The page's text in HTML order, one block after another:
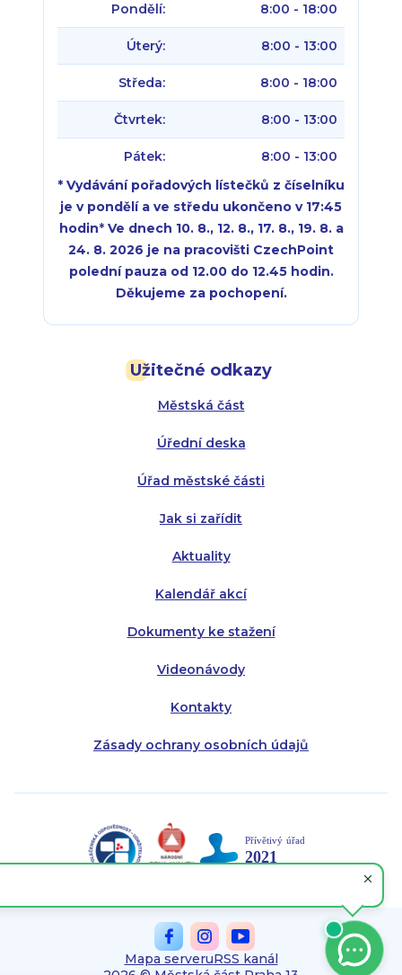
Užitečné odkazy
Městská část
Úřední deska
Úřad městské části
Jak si zařídit
Aktuality
Kalendář akcí
Dokumenty ke stažení
Videonávody
Kontakty
Zásady ochrany osobních údajů
Pondělí: 8:00 - 18:00
Úterý: 8:00 - 13:00
Středa: 8:00 - 18:00
Čtvrtek: 8:00 - 13:00
Pátek:
8:00 - 13:00
* Vydávání pořadových lístečků z číselníku
je v pondělí a ve středu ukončeno v 17:45
hodin* Ve dnech 10. 8., 12. 8., 17. 8., 19. 8. a
24. 8. 2026 je na pracovišti CzechPoint
polední pauza od 12.00 do 12.45 hodin.
Děkujeme za pochopení.
Úterý:
Středa:
Čtvrtek:
Pátek:
Úterý:
Středa:
Čtvrtek:
Mapa serveruRSS kanál